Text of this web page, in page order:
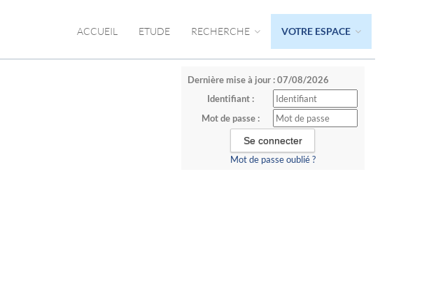
ACCUEIL ETUDE RECHERCHE VOTRE ESPACE
Dernière mise à jour : 07/08/2026
Identifiant :
Mot de passe :
Mot de passe oublié ?